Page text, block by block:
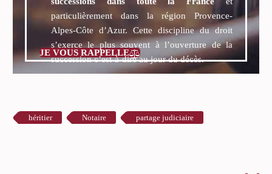
particulièrement dans la région Provence-
Alpes-Côte d’Azur. Cette discipline du droit
s’exerce le plus souvent à l’ouverture de la
succession c’est-à-dire au jour du décès.
JE VOUS RAPPELLE
héritier Notaire partage judiciaire